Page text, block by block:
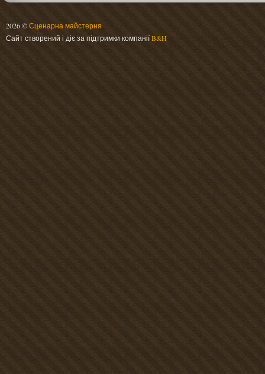
2026 ©Сценарна майстерня
Сайт створений і діє за підтримки компаніїB&H